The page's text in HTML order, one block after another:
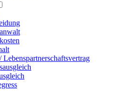
Lebenspartnerschaftsvertrag